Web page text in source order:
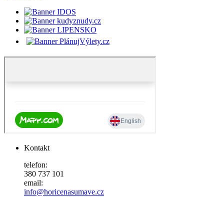
Kontakt
telefon:
380 737 101
email:
info@horicenasumave.cz